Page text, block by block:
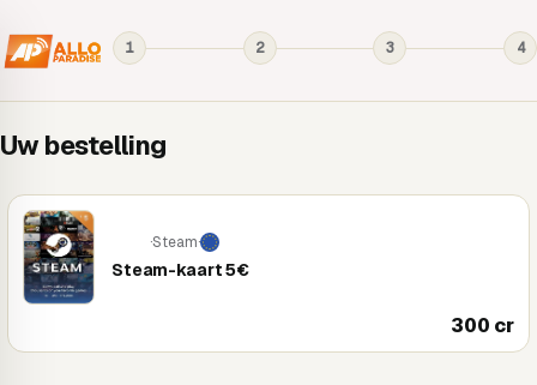
1 2 3 4
Uw bestelling
·Steam·
Steam-kaart 5€
300 cr